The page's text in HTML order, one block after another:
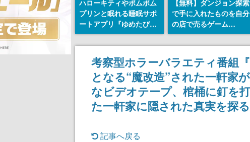
ハローキティやポムポム
プリンと眠れる睡眠サポ
ートアプリ『ゆめたび』
が配信中。キャラごとの
ASMRや目覚ましアラー
ムも搭載
【無料】ダンジョン探索
で手に入れたものを自分
の店で売るゲーム
『Moonlighter』が
Steamにて無料配布中！
続編『Moonlighter 2』
の9月2日正式リリースを
記念したキャンペーン
考察型ホラーバラエティ番組
となる“魔改造”された一軒家
なビデオテープ、棺桶に釘を
た一軒家に隠された真実を探
記事へ戻る